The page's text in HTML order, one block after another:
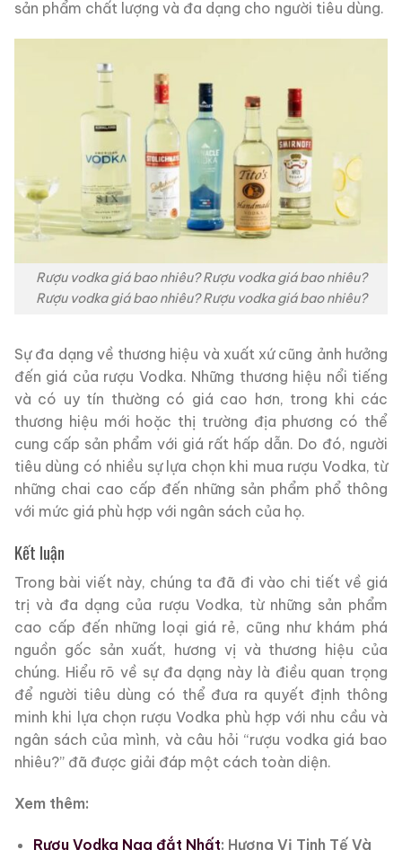
sản phẩm chất lượng và đa dạng cho người tiêu dùng.
Rượu vodka giá bao nhiêu? Rượu vodka giá bao nhiêu?
Rượu vodka giá bao nhiêu? Rượu vodka giá bao nhiêu?
Sự đa dạng về thương hiệu và xuất xứ cũng ảnh hưởng
đến giá của rượu Vodka. Những thương hiệu nổi tiếng
và có uy tín thường có giá cao hơn, trong khi các
thương hiệu mới hoặc thị trường địa phương có thể
cung cấp sản phẩm với giá rất hấp dẫn. Do đó, người
tiêu dùng có nhiều sự lựa chọn khi mua rượu Vodka, từ
những chai cao cấp đến những sản phẩm phổ thông
với mức giá phù hợp với ngân sách của họ.
Kết luận
Trong bài viết này, chúng ta đã đi vào chi tiết về giá
trị và đa dạng của rượu Vodka, từ những sản phẩm
cao cấp đến những loại giá rẻ, cũng như khám phá
nguồn gốc sản xuất, hương vị và thương hiệu của
chúng. Hiểu rõ về sự đa dạng này là điều quan trọng
để người tiêu dùng có thể đưa ra quyết định thông
minh khi lựa chọn rượu Vodka phù hợp với nhu cầu và
ngân sách của mình, và câu hỏi “rượu vodka giá bao
nhiêu?” đã được giải đáp một cách toàn diện.
Xem thêm:
Rượu Vodka Nga đắt Nhất: Hương Vị Tinh Tế Và